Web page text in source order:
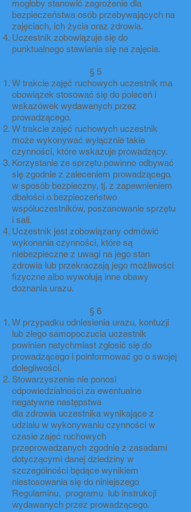
mogłoby stanowić zagrożenie dla
bezpieczeństwa osób przebywających na
zajęciach, ich życia oraz zdrowia.
Uczestnik zobowiązuje się do
punktualnego stawiania się na zajęcia.
§ 5
W trakcie zajęć ruchowych uczestnik ma
obowiązek stosować się do poleceń i
wskazówek wydawanych przez
prowadzącego.
W trakcie zajęć ruchowych uczestnik
może wykonywać wyłącznie takie
czynności, które wskazuje prowadzący.
Korzystanie ze sprzętu powinno odbywać
się zgodnie z zaleceniem prowadzącego,
w sposób bezpieczny, tj. z zapewnieniem
dbałości o bezpieczeństwo
współuczestników, poszanowanie sprzętu
i sali.
Uczestnik jest zobowiązany odmówić
wykonania czynności, które są
niebezpieczne z uwagi na jego stan
zdrowia lub przekraczają jego możliwości
fizyczne albo wywołują inne obawy
doznania urazu.
§ 6
W przypadku odniesienia urazu, kontuzji
lub złego samopoczucia uczestnik
powinien natychmiast zgłosić się do
prowadzącego i poinformować go o swojej
dolegliwości.
Stowarzyszenie nie ponosi
odpowiedzialności za ewentualne
negatywne następstwa
dla zdrowia uczestnika wynikające z
udziału w wykonywaniu czynności w
czasie zajęć ruchowych
przeprowadzanych zgodnie z zasadami
dotyczącymi danej dziedziny w
szczególności będące wynikiem
niestosowania się do niniejszego
Regulaminu, programu lub instrukcji
wydawanych przez prowadzącego.